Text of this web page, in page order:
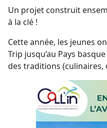
Un projet construit
à la clé !
Cette année, les jeunes
Trip jusqu’au Pays
des traditions